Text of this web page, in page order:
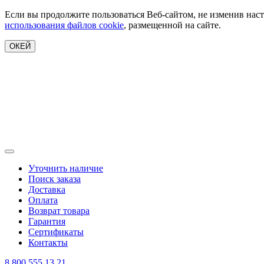
Если вы продолжите пользоваться Веб-сайтом, не изменив
использования файлов cookie, размещенной на сайте.
ОКЕЙ
Уточнить наличие
Поиск заказа
Доставка
Оплата
Возврат товара
Гарантия
Сертификаты
Контакты